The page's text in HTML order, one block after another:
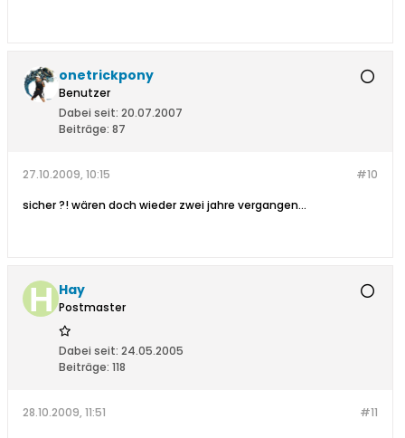
onetrickpony
Benutzer
Dabei seit: 20.07.2007
Beiträge: 87
#10
27.10.2009, 10:15
sicher ?! wären doch wieder zwei jahre vergangen...
Hay
Postmaster
Dabei seit: 24.05.2005
Beiträge: 118
#11
28.10.2009, 11:51